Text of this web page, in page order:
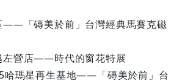
——「磚美於前」台灣經典馬賽克磁
左營店——時代的窗花特展
哈瑪星再生基地——「磚美於前」台